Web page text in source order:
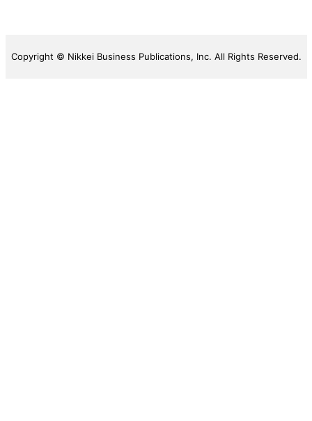
Copyright © Nikkei Business Publications, Inc. All Rights Reserved.